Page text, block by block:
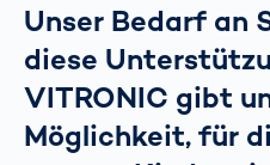
Unser Bedarf an
diese
VITRONIC gibt
Möglichkeit, für